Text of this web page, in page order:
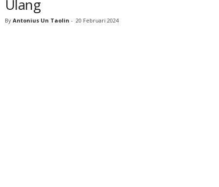
Ulang
By Antonius Un Taolin - 20 Februari 2024